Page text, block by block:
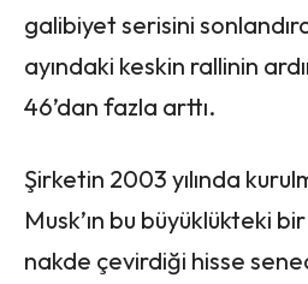
galibiyet serisini
ayındaki keskin rallinin
46’dan fazla arttı.
Şirketin 2003 yılında
Musk’ın bu büyüklükteki
nakde çevirdiği hisse